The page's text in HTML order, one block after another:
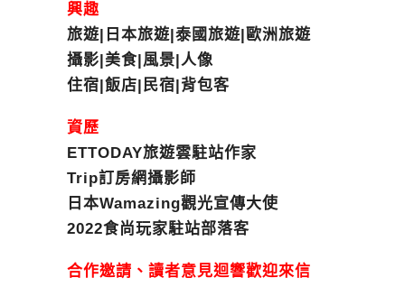
興趣
旅遊|日本旅遊|泰國旅遊|歐洲旅遊
攝影|美食|風景|人像
住宿|飯店|民宿|背包客
資歷
ETTODAY旅遊雲駐站作家
Trip訂房網攝影師
日本Wamazing觀光宣傳大使
2022食尚玩家駐站部落客
合作邀請、讀者意見迴響歡迎來信